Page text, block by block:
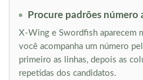
Procure padrões número
X-Wing e Swordfish aparecem
você acompanha um número
primeiro as linhas, depois as
repetidas dos candidatos.